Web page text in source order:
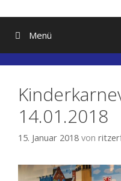
Menü
14.01.2018
15. Januar 2018 von